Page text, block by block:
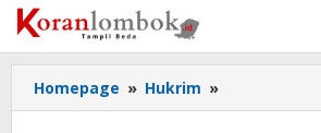
Lewati
ke
konten
Homepage » Hukrim »
Korupsi,